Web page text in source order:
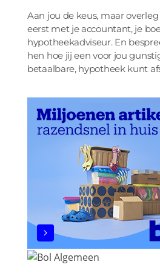
Aan jou de keus, maar
eerst met je accountant, je
hypotheekadviseur. En
hen hoe jij een voor jou
betaalbare, hypotheek kunt